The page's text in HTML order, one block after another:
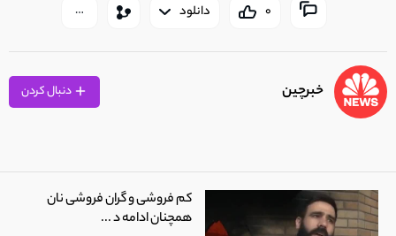
0 دانلود
خبرچین
کم فروشی و گران فروشی نان
همچنان ادامه د ...